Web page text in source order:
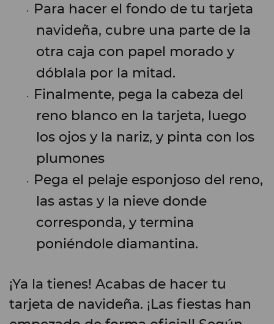
Para hacer el fondo de tu tarjeta
navideña, cubre una parte de la
otra caja con papel morado y
dóblala por la mitad.
Finalmente, pega la cabeza del
reno blanco en la tarjeta, luego
los ojos y la nariz, y pinta con los
plumones
Pega el pelaje esponjoso del reno,
las astas y la nieve donde
corresponda, y termina
poniéndole diamantina.
¡Ya la tienes! Acabas de hacer tu
tarjeta de navideña. ¡Las fiestas han